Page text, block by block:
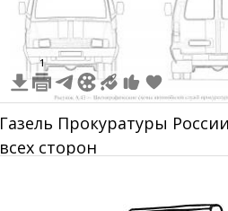
1
Газель Прокуратуры
всех сторон